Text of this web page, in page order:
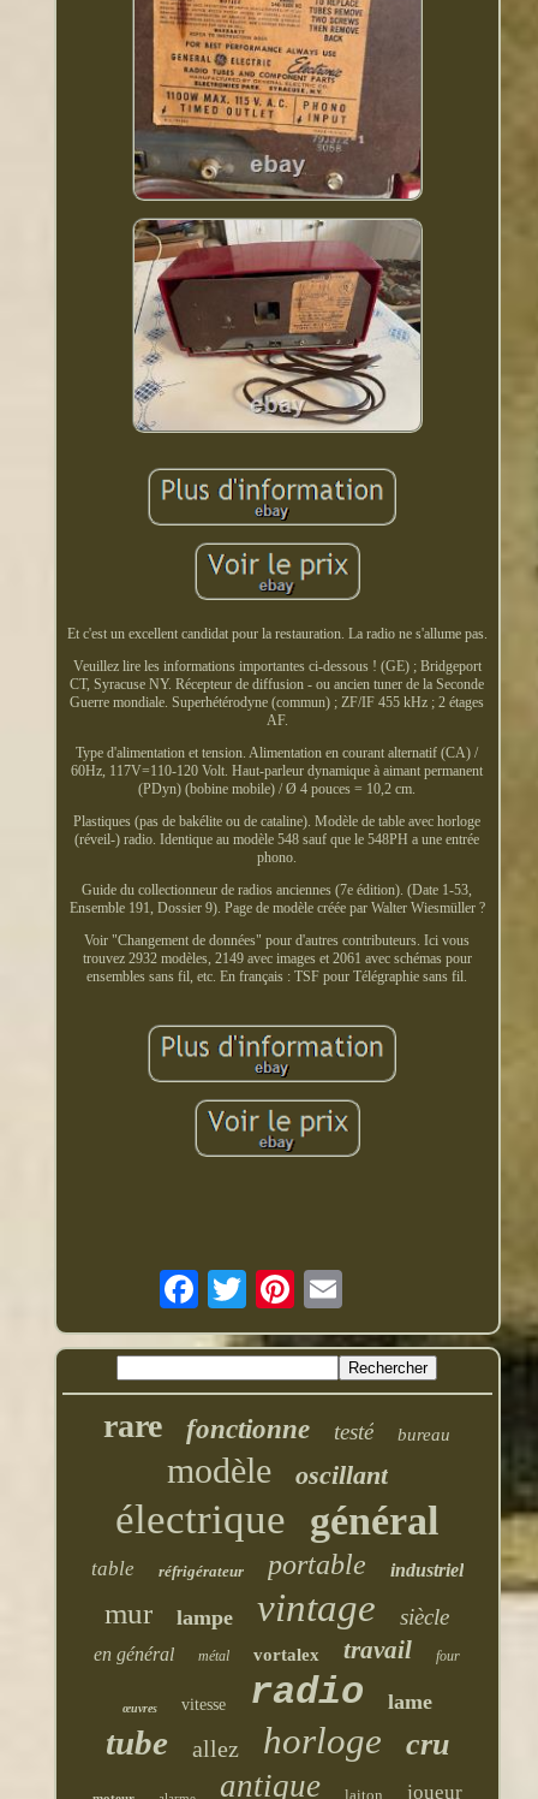
Et c'est un excellent candidat pour la restauration. La radio ne s'allume pas.
Veuillez lire les informations importantes ci-dessous ! (GE) ; Bridgeport
CT, Syracuse NY. Récepteur de diffusion - ou ancien tuner de la Seconde
Guerre mondiale. Superhétérodyne (commun) ; ZF/IF 455 kHz ; 2 étages
AF.
Type d'alimentation et tension. Alimentation en courant alternatif (CA) /
60Hz, 117V=110-120 Volt. Haut-parleur dynamique à aimant permanent
(PDyn) (bobine mobile) / Ø 4 pouces = 10,2 cm.
Plastiques (pas de bakélite ou de cataline). Modèle de table avec horloge
(réveil-) radio. Identique au modèle 548 sauf que le 548PH a une entrée
phono.
Guide du collectionneur de radios anciennes (7e édition). (Date 1-53,
Ensemble 191, Dossier 9). Page de modèle créée par Walter Wiesmüller ?
Voir "Changement de données" pour d'autres contributeurs. Ici vous
trouvez 2932 modèles, 2149 avec images et 2061 avec schémas pour
ensembles sans fil, etc. En français : TSF pour Télégraphie sans fil.
rare fonctionne testé bureau
modèle oscillant
électrique général
table réfrigérateur portable industriel
mur lampe vintage siècle
en général métal vortalex travail four
œuvres vitesse radio lame
tube allez horloge cru
antique laiton joueur